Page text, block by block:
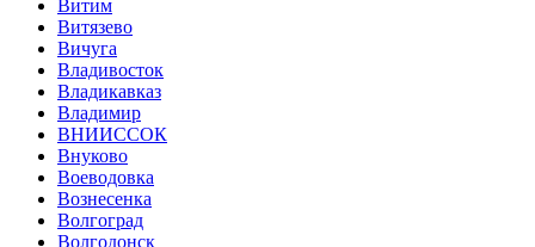
Витим
Витязево
Вичуга
Владивосток
Владикавказ
Владимир
ВНИИССОК
Внуково
Воеводовка
Вознесенка
Волгоград
Волгодонск